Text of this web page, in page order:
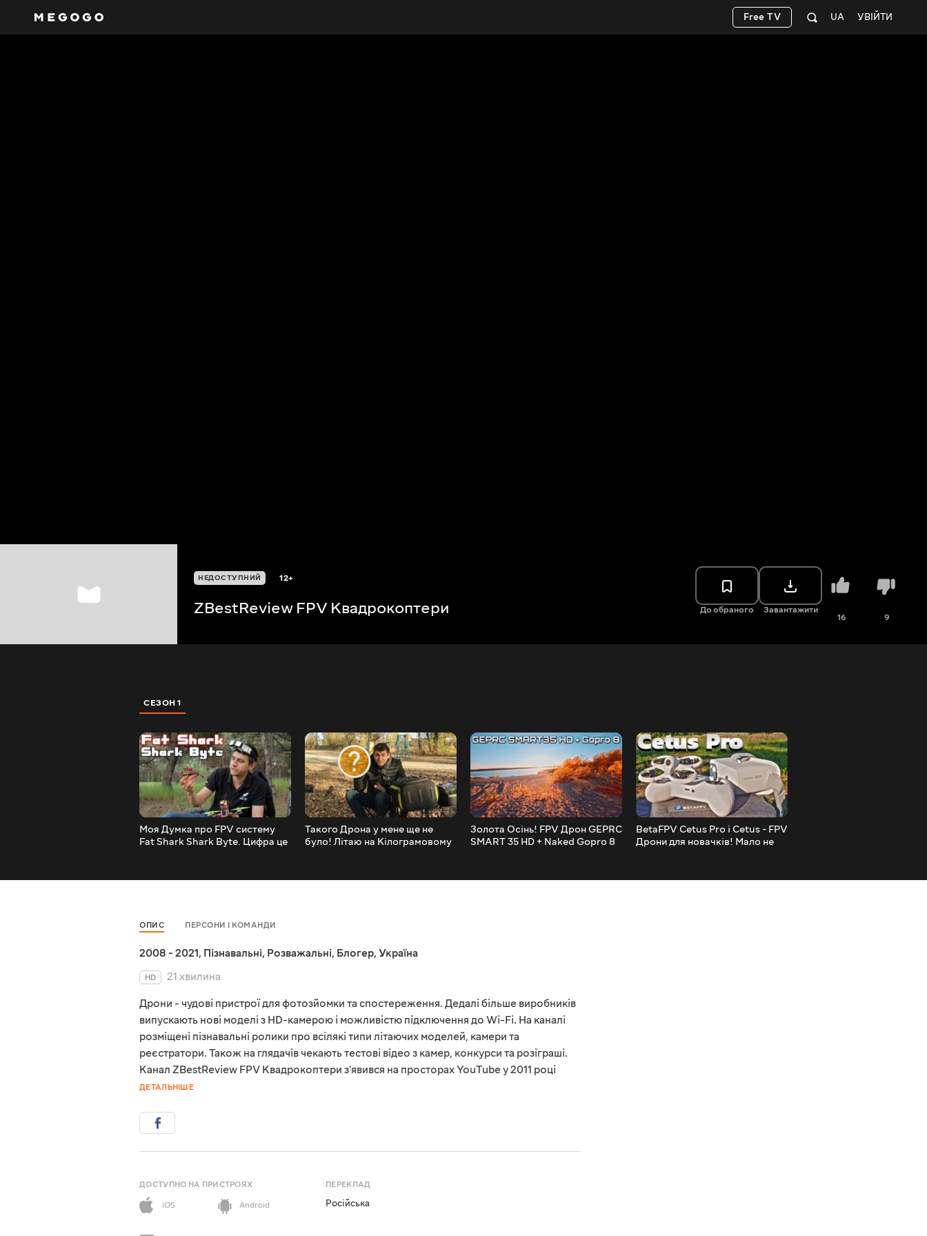
УВІЙТИ
UA
Free TV
НЕДОСТУПНИЙ 12+
ZBestReview FPV Квадрокоптери До обраного Завантажити
16 9
СЕЗОН 1
Моя Думка про FPV систему
Fat Shark Shark Byte. Цифра це
Такого Дрона у мене ще не
було! Літаю на Кілограмовому
Золота Осінь! FPV Дрон GEPRC
SMART 35 HD + Naked Gopro 8
BetaFPV Cetus Pro і Cetus - FPV
Дрони для новачків! Мало не
ОПИС ПЕРСОНИ І КОМАНДИ
2008 - 2021, Пізнавальні, Розважальні, Блогер, Україна
HD
21 хвилина
Дрони - чудові пристрої для фотозйомки та спостереження. Дедалі більше виробників
випускають нові моделі з HD-камерою і можливістю підключення до Wi-Fi. На каналі
розміщені пізнавальні ролики про всілякі типи літаючих моделей, камери та
реєстратори. Також на глядачів чекають тестові відео з камер, конкурси та розіграші.
Канал ZBestReview FPV Квадрокоптери з'явився на просторах YouTube у 2011 році
ДЕТАЛЬНІШЕ
ДОСТУПНО НА ПРИСТРОЯХ
iOS
Android
ПЕРЕКЛАД
Російська